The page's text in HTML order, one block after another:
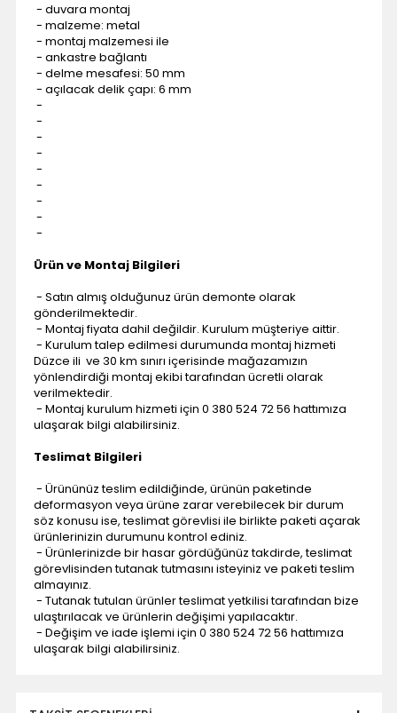
- duvara montaj
- malzeme: metal
- montaj malzemesi ile
- ankastre bağlantı
- delme mesafesi: 50 mm
- açılacak delik çapı: 6 mm
-
-
-
-
-
-
-
-
-
Ürün ve Montaj Bilgileri
- Satın almış olduğunuz ürün demonte olarak
gönderilmektedir.
- Montaj fiyata dahil değildir. Kurulum müşteriye aittir.
- Kurulum talep edilmesi durumunda montaj hizmeti
Düzce ili ve 30 km sınırı içerisinde mağazamızın
yönlendirdiği montaj ekibi tarafından ücretli olarak
verilmektedir.
- Montaj kurulum hizmeti için 0 380 524 72 56 hattımıza
ulaşarak bilgi alabilirsiniz.
Teslimat Bilgileri
- Ürününüz teslim edildiğinde, ürünün paketinde
deformasyon veya ürüne zarar verebilecek bir durum
söz konusu ise, teslimat görevlisi ile birlikte paketi açarak
ürünlerinizin durumunu kontrol ediniz.
- Ürünlerinizde bir hasar gördüğünüz takdirde, teslimat
görevlisinden tutanak tutmasını isteyiniz ve paketi teslim
almayınız.
- Tutanak tutulan ürünler teslimat yetkilisi tarafından bize
ulaştırılacak ve ürünlerin değişimi yapılacaktır.
- Değişim ve iade işlemi için 0 380 524 72 56 hattımıza
ulaşarak bilgi alabilirsiniz.